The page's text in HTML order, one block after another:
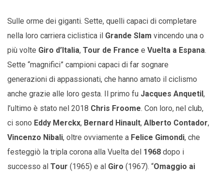
Sulle orme dei giganti. Sette, quelli capaci di completare
nella loro carriera ciclistica il Grande Slam vincendo una o
più volte Giro d’Italia, Tour de France e Vuelta a Espana.
Sette “magnifici” campioni capaci di far sognare
generazioni di appassionati, che hanno amato il ciclismo
anche grazie alle loro gesta. Il primo fu Jacques Anquetil,
l’ultimo è stato nel 2018 Chris Froome. Con loro, nel club,
ci sono Eddy Merckx, Bernard Hinault, Alberto Contador,
Vincenzo Nibali, oltre ovviamente a Felice Gimondi, che
festeggiò la tripla corona alla Vuelta del 1968 dopo i
successo al Tour (1965) e al Giro (1967). “Omaggio ai